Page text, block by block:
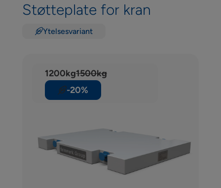
Støtteplate for kran
Ytelsesvariant
1200kg1500kg
-20%